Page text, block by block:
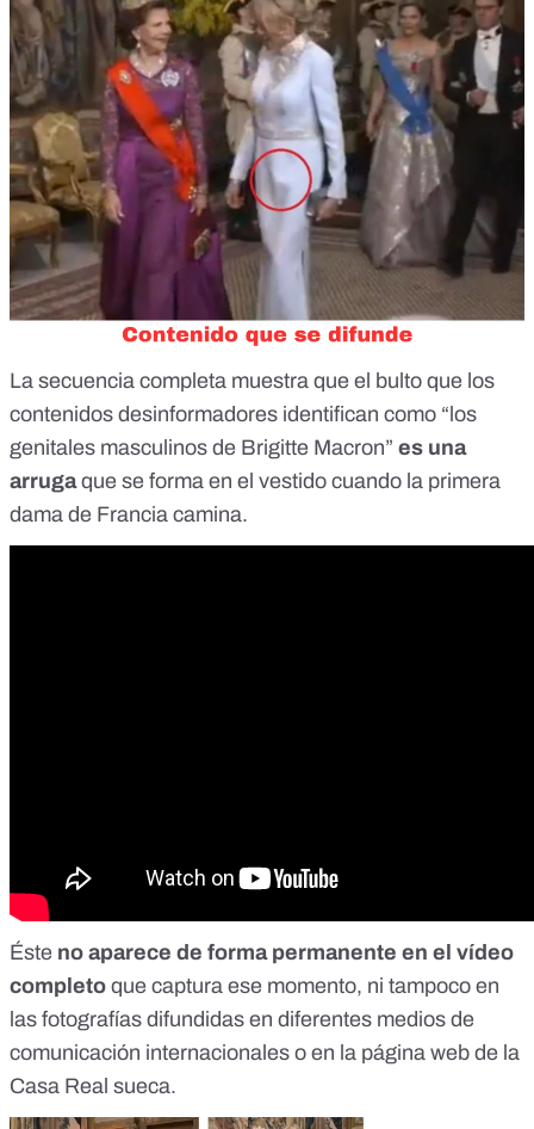
La secuencia completa muestra que el bulto que los
contenidos desinformadores identifican como “los
genitales masculinos de Brigitte Macron” es una
arrugaque se forma en el vestido cuando la primera
dama de Francia camina.
Éste no aparece de forma permanente en el vídeo
completo que captura ese momento, ni tampoco en
las fotografías difundidas en diferentes medios de
comunicación internacionales o en la página web de la
Casa Real sueca.